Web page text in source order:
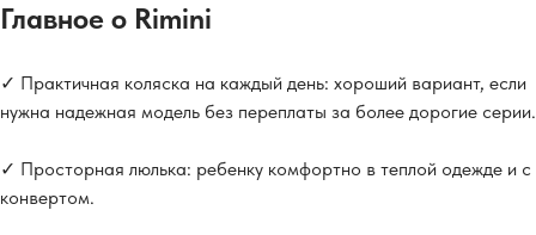
Главное о Rimini
✓ Практичная коляска на каждый день: хороший вариант, если
нужна надежная модель без переплаты за более дорогие серии.
✓ Просторная люлька: ребенку комфортно в теплой одежде и с
конвертом.